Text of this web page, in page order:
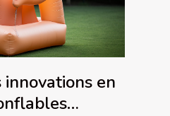
innovations en